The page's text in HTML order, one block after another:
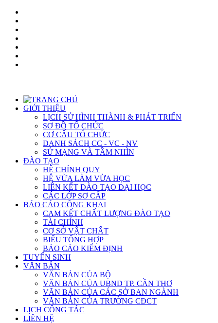
GIỚI THIỆU
LỊCH SỬ HÌNH THÀNH & PHÁT TRIỂN
SƠ ĐỒ TỔ CHỨC
CƠ CẤU TỔ CHỨC
DANH SÁCH CC - VC - NV
SỨ MẠNG VÀ TẦM NHÌN
ĐÀO TẠO
HỆ CHÍNH QUY
HỆ VỪA LÀM VỪA HỌC
LIÊN KẾT ĐÀO TẠO ĐẠI HỌC
CÁC LỚP SƠ CẤP
BÁO CÁO CÔNG KHAI
CAM KẾT CHẤT LƯỢNG ĐÀO TẠO
TÀI CHÍNH
CƠ SỞ VẬT CHẤT
BIỂU TỔNG HỢP
BÁO CÁO KIỂM ĐỊNH
TUYỂN SINH
VĂN BẢN
VĂN BẢN CỦA BỘ
VĂN BẢN CỦA UBND TP. CẦN THƠ
VĂN BẢN CỦA CÁC SỞ BAN NGÀNH
VĂN BẢN CỦA TRƯỜNG CĐCT
LỊCH CÔNG TÁC
LIÊN HỆ